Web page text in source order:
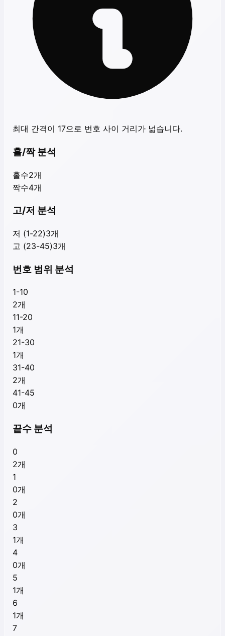
최대 간격이 17으로 번호 사이 거리가 넓습니다.
홀/짝 분석
홀수2개
짝수4개
고/저 분석
저 (1-22)3개
고 (23-45)3개
번호 범위 분석
1-10
2개
11-20
1개
21-30
1개
31-40
2개
41-45
0개
끝수 분석
0
2개
1
0개
2
0개
3
1개
4
0개
5
1개
6
1개
7